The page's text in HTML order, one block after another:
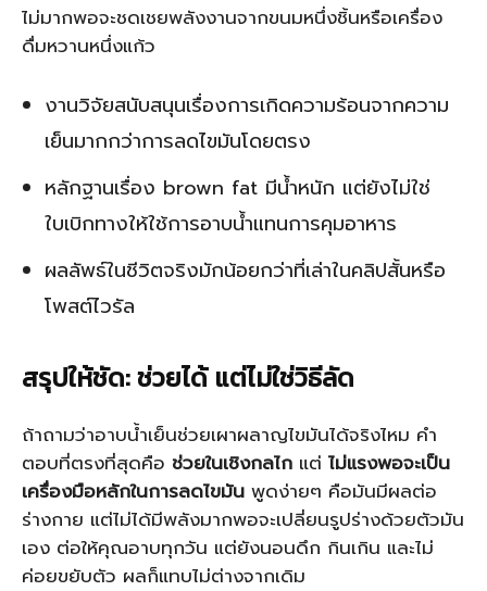
ไม่มากพอจะชดเชยพลังงานจากขนมหนึ่งชิ้นหรือเครื่อง
ดื่มหวานหนึ่งแก้ว
งานวิจัยสนับสนุนเรื่องการเกิดความร้อนจากความ
เย็นมากกว่าการลดไขมันโดยตรง
หลักฐานเรื่อง brown fat มีน้ำหนัก แต่ยังไม่ใช่
ใบเบิกทางให้ใช้การอาบน้ำแทนการคุมอาหาร
ผลลัพธ์ในชีวิตจริงมักน้อยกว่าที่เล่าในคลิปสั้นหรือ
โพสต์ไวรัล
สรุปให้ชัด: ช่วยได้ แต่ไม่ใช่วิธีลัด
ถ้าถามว่าอาบน้ำเย็นช่วยเผาผลาญไขมันได้จริงไหม คำ
ตอบที่ตรงที่สุดคือ ช่วยในเชิงกลไก แต่ ไม่แรงพอจะเป็น
เครื่องมือหลักในการลดไขมัน พูดง่ายๆ คือมันมีผลต่อ
ร่างกาย แต่ไม่ได้มีพลังมากพอจะเปลี่ยนรูปร่างด้วยตัวมัน
เอง ต่อให้คุณอาบทุกวัน แต่ยังนอนดึก กินเกิน และไม่
ค่อยขยับตัว ผลก็แทบไม่ต่างจากเดิม